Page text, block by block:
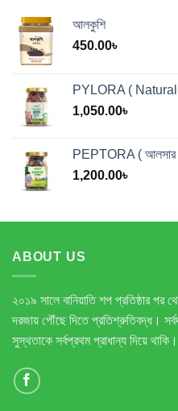
আলকুশি
450.00৳
PYLORA (
1,050.00৳
PEPTORA ( আলসার
1,200.00৳
ABOUT US
২০১৯ সালে বানিয়াতি শপ প্রতিষ্ঠার
দরজায় পৌঁছে দিতে প্রতিশ্রুতিবদ্ধ।
সুস্থতাকে সর্বপ্রথম প্রাধান্য দিয়ে থাকি।